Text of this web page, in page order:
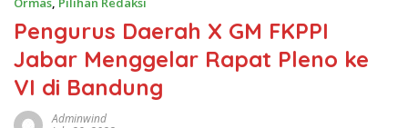
Pengurus Daerah X GM FKPPI
Jabar Menggelar Rapat Pleno ke
VI di Bandung
Adminwind